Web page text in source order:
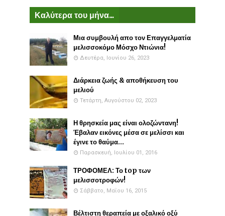
Καλύτερα του μήνα...
Μια συμβουλή απο τον Επαγγελματία
μελισσοκόμο Μόσχο Ντιώνια!
Δευτέρα, Ιουνίου 26, 2023
Διάρκεια ζωής & αποθήκευση του
μελιού
Τετάρτη, Αυγούστου 02, 2023
Η θρησκεία μας είναι ολοζώντανη!
Έβαλαν εικόνες μέσα σε μελίσσι και
έγινε το θαύμα...
Παρασκευή, Ιουλίου 01, 2016
ΤΡΟΦΟΜΕΛ: Το top των
μελισσοτροφών!
Σάββατο, Μαΐου 16, 2015
Βέλτιστη θεραπεία με οξαλικό οξύ